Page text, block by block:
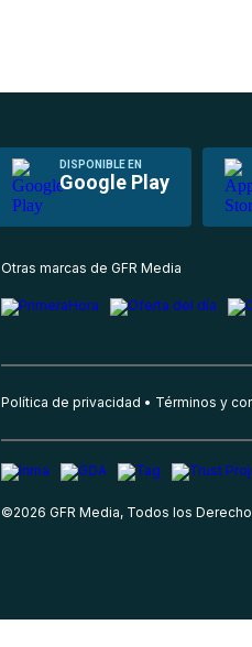
DISPONIBLE EN
Google Play
Otras marcas de GFR Media
Política de privacidad Términos y
©2026 GFR Media, Todos los